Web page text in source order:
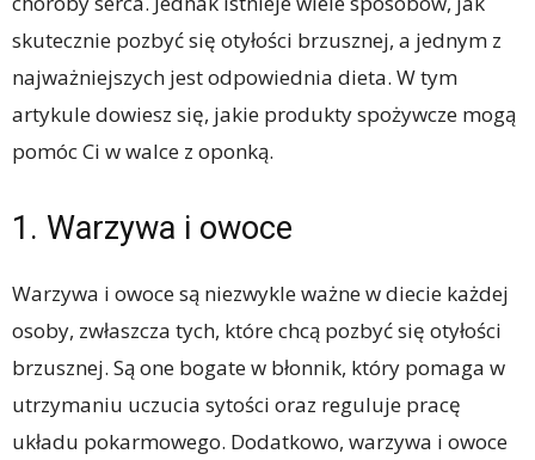
skutecznie pozbyć się otyłości brzusznej, a jednym z
najważniejszych jest odpowiednia dieta. W tym
artykule dowiesz się, jakie produkty spożywcze mogą
pomóc Ci w walce z oponką.
1. Warzywa i owoce
Warzywa i owoce są niezwykle ważne w diecie każdej
osoby, zwłaszcza tych, które chcą pozbyć się otyłości
brzusznej. Są one bogate w błonnik, który pomaga w
utrzymaniu uczucia sytości oraz reguluje pracę
układu pokarmowego. Dodatkowo, warzywa i owoce